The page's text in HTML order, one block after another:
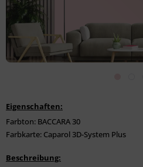
Eigenschaften:
Farbton: BACCARA 30
Farbkarte: Caparol 3D-System Plus
Beschreibung: